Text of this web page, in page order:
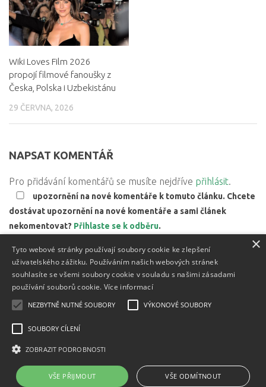
Wiki Loves Film 2026
propojí filmové fanoušky z
Česka, Polska i Uzbekistánu
29 ČERVNA, 2026
NAPSAT KOMENTÁŘ
Pro přidávání komentářů se musíte nejdříve přihlásit.
upozornění na nové komentáře k tomuto článku. Chcete
dostávat upozornění na nové komentáře a sami článek
nekomentovat? Přihlaste se k odběru.
Zjistěte,
jak jsou zpracovávány údaje z komentářů.
Textový obsah je zveřejněn pod licencíCreative Commons BY
uvedeny u těchto materiálů.
Powered by
×
Tyto webové stránky používají soubory cookie ke zlepšení
uživatelského zážitku. Používáním našich webových stránek
souhlasíte se všemi soubory cookie v souladu s našimi zásadami
používání souborů cookie. Více informací
NEZBYTNĚ NUTNÉ SOUBORY VÝKONOVÉ SOUBORY
SOUBORY CÍLENÍ
ZOBRAZIT PODROBNOSTI
VŠE PŘIJMOUT VŠE ODMÍTNOUT